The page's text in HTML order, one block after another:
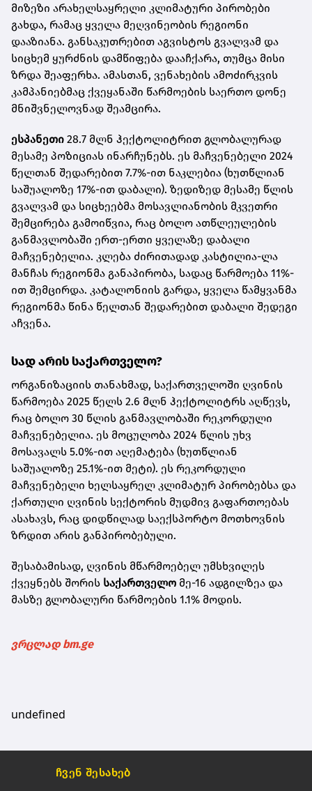
მიზეზი არახელსაყრელი კლიმატური პირობები
გახდა, რამაც ყველა მეღვინეობის რეგიონი
დააზიანა. განსაკუთრებით აგვისტოს გვალვამ და
სიცხემ ყურძნის დამწიფება დააჩქარა, თუმცა მისი
ზრდა შეაფერხა. ამასთან, ვენახების ამოძირკვის
კამპანიებმაც ქვეყანაში წარმოების საერთო დონე
მნიშვნელოვნად შეამცირა.
ესპანეთი 28.7 მლნ ჰექტოლიტრით გლობალურად
მესამე პოზიციას ინარჩუნებს. ეს მაჩვენებელი 2024
წელთან შედარებით 7.7%-ით ნაკლებია (ხუთწლიან
საშუალოზე 17%-ით დაბალი). ზედიზედ მესამე წლის
გვალვამ და სიცხეებმა მოსავლიანობის მკვეთრი
შემცირება გამოიწვია, რაც ბოლო ათწლეულების
განმავლობაში ერთ-ერთი ყველაზე დაბალი
მაჩვენებელია. კლება ძირითადად კასტილია-ლა
მანჩას რეგიონმა განაპირობა, სადაც წარმოება 11%-
ით შემცირდა. კატალონიის გარდა, ყველა წამყვანმა
რეგიონმა წინა წელთან შედარებით დაბალი შედეგი
აჩვენა.
სად არის საქართველო?
ორგანიზაციის თანახმად, საქართველოში ღვინის
წარმოება 2025 წელს 2.6 მლნ ჰექტოლიტრს აღწევს,
რაც ბოლო 30 წლის განმავლობაში რეკორდული
მაჩვენებელია. ეს მოცულობა 2024 წლის უხვ
მოსავალს 5.0%-ით აღემატება (ხუთწლიან
საშუალოზე 25.1%-ით მეტი). ეს რეკორდული
მაჩვენებელი ხელსაყრელ კლიმატურ პირობებსა და
ქართული ღვინის სექტორის მუდმივ გაფართოებას
ასახავს, რაც დიდწილად საექსპორტო მოთხოვნის
ზრდით არის განპირობებული.
შესაბამისად, ღვინის მწარმოებელ უმსხვილეს
ქვეყნებს შორის საქართველო მე-16 ადგილზეა და
მასზე გლობალური წარმოების 1.1% მოდის.
ვრცლად bm.ge
undefined
ჩვენ შესახებ